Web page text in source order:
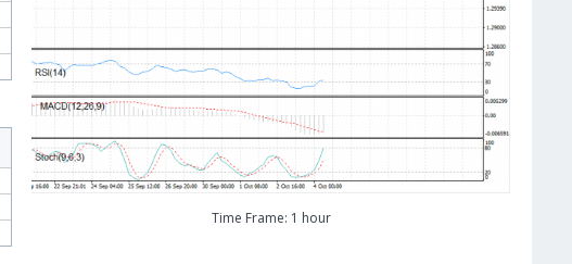
Time Frame: 1 hour